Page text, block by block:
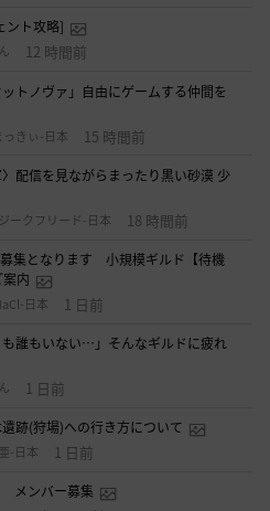
ント攻略]
12 時間前
ットノヴァ」自由にゲームする仲間を
っきぃ-日本 15 時間前
〉配信を見ながらまったり黒い砂漠 少
ークフリード-日本 18 時間前
集となります 小規模ギルド【待機
内
日本 1 日前
も誰もいない…」そんなギルドに疲れ
1 日前
跡(狩場)への行き方について
-日本 1 日前
メンバー募集